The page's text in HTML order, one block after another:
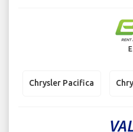
Chrysler Pacifica